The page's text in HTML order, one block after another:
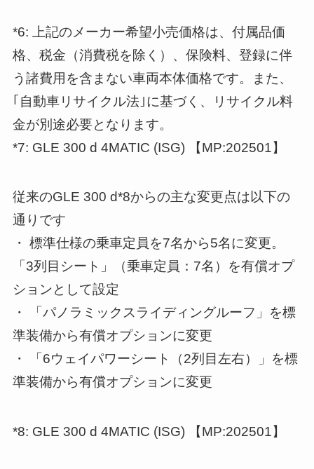
*6: 上記のメーカー希望小売価格は、付属品価
格、税金（消費税を除く）、保険料、登録に伴
う諸費用を含まない車両本体価格です。また、
｢自動車リサイクル法｣に基づく、リサイクル料
金が別途必要となります。
*7: GLE 300 d 4MATIC (ISG) 【MP:202501】
従来のGLE 300 d*8からの主な変更点は以下の
通りです
・ 標準仕様の乗車定員を7名から5名に変更。
「3列目シート」（乗車定員：7名）を有償オプ
ションとして設定
・ 「パノラミックスライディングルーフ」を標
準装備から有償オプションに変更
・ 「6ウェイパワーシート（2列目左右）」を標
準装備から有償オプションに変更
*8: GLE 300 d 4MATIC (ISG) 【MP:202501】